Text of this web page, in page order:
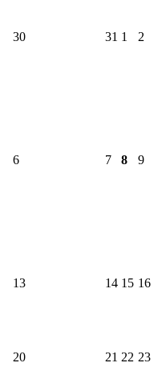
30 31 1 2
6 7 8 9
13 14 15 16
20 21 22 23